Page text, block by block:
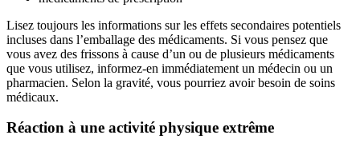
Lisez toujours les informations sur les effets secondaires potentiels
incluses dans l’emballage des médicaments. Si vous pensez que
vous avez des frissons à cause d’un ou de plusieurs médicaments
que vous utilisez, informez-en immédiatement un médecin ou un
pharmacien. Selon la gravité, vous pourriez avoir besoin de soins
médicaux.
Réaction à une activité physique extrême